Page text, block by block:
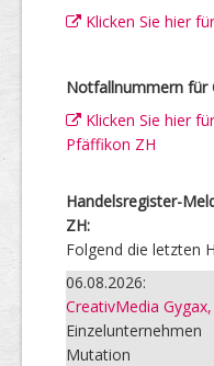
Klicken Sie hier
Notfallnummern für
Klicken Sie hier
Pfäffikon ZH
Handelsregister-
ZH:
Folgend die letzten
06.08.2026:
CreativMedia
Einzelunternehmen
Mutation